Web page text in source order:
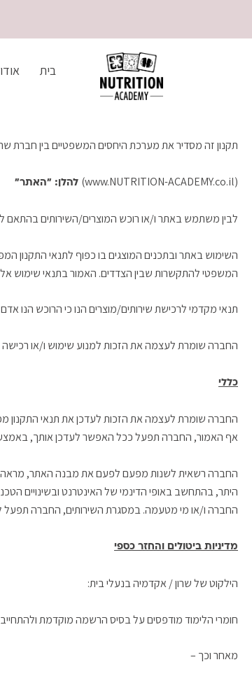
בית
תקנון זה מסדיר את מערכת היחסים המשפטיים בין חברת
(www.NUTRITION-ACADEMY.co.il) להלן: "האתר"
לבין משתמש באתר ו/או רוכש המוצרים/השירותים בהתאם
השימוש באתר ובתכנים המוצגים בו כפוף לתנאי התקנון
המשפטי להתקשרות שבין הצדדים. האמור בתנאי שימוש אלו
תנאי מקדמי לרכישת שירותים/מוצרים הנו כי הרוכש הנו אדם מעל גיל 18 וכי אין כל מניעה עפ"י דין
החברה שומרת לעצמה את הזכות למנוע שימוש ו/או רכישה
כללי
החברה שומרת לעצמה את הזכות לעדכן את תנאי התקנון
אף האמור, החברה תפעל ככל האפשר לעדכן אותך,
החברה רשאית לשנות מפעם לפעם את מבנה האתר, מראהו,
היתר, בהתחשב באופי הדינמי של האינטרנט ובשינויים
החברה ו/או מי מטעמה. במסגרת השירותים, החברה תפעל
מדיניות ביטולים והחזר כספי
הילקוט של שרון / אקדמיה בנעלי בית:
חומרי הלימוד מודפסים על בסיס הרשמה מוקדמת
מאחר וכך –